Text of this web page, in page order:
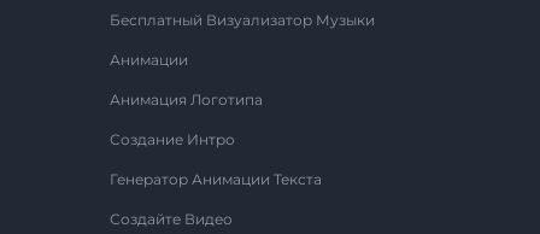
Бесплатный Визуализатор Музыки
Анимации
Анимация Логотипа
Создание Интро
Генератор Анимации Текста
Создайте Видео